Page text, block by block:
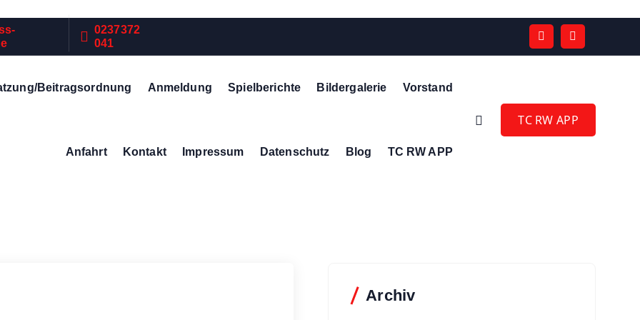
0237372
041
Beitragsordnung Anmeldung Spielberichte Bildergalerie Vorstand
Anfahrt Kontakt Impressum Datenschutz Blog TC RW APP
TC RW APP
Archiv